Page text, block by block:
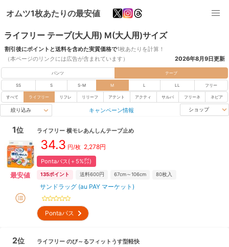
オムツ1枚あたりの最安値
ライフリー テープ(大人用) M(大人用)サイズ
割引後にポイントと送料を含めた実質価格で1枚あたりを計算！
（本ページのリンクには広告が含まれています）
2026年8月9日更新
パンツ テープ
SS S S-M M L LL フリー
すべて ライフリー リフレ リリーフ アテント アクティ サルバ フリーネ ネピア
絞り込み キャンペーン情報 ショップ
1位
最安値
ライフリー 横モレあんしんテープ止め
34.3 円/枚 2,278円
Pontaパス(＋5%㌽)
135ポイント 送料600円 67cm～106cm 80枚入
サンドラッグ (au PAY マーケット)
Pontaパス
2位 ライフリー のび～るフィットうす型軽快